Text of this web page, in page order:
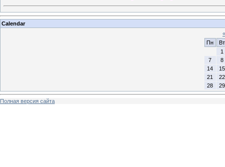
Calendar
«
Пн
Вт
1
7
8
14
15
21
22
28
29
Полная версия сайта